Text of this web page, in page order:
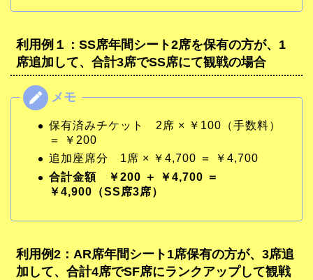
利用例１：SS席年間シート2席を保有の方が、1
席追加して、合計3席でSS席にて観戦の場合
保有済みチケット 2席 × ￥100（手数料）
＝ ￥200
追加座席分 1席 × ￥4,700 ＝ ￥4,700
合計金額 ￥200 ＋ ￥4,700 ＝
￥4,900（SS席3席）
利用例2：AR席年間シート1席保有の方が、3席追
加して、合計4席でSF席にランクアップして観戦